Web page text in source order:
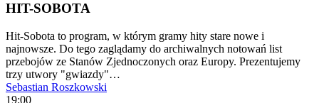
HIT-SOBOTA
Hit-Sobota to program, w którym gramy hity stare nowe i
najnowsze. Do tego zaglądamy do archiwalnych notowań list
przebojów ze Stanów Zjednoczonych oraz Europy. Prezentujemy
trzy utwory "gwiazdy"…
Sebastian Roszkowski
19:00